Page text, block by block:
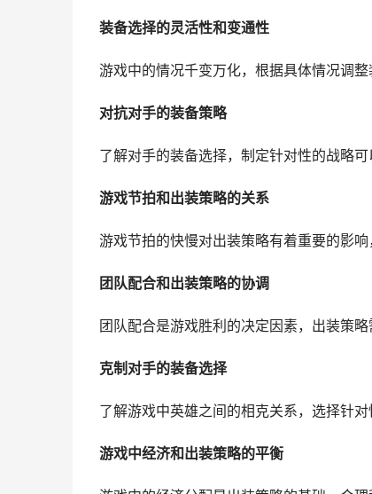
装备选择的灵活性和变通性
游戏中的情况千变万化，根据具体情况调
对抗对手的装备策略
了解对手的装备选择，制定针对性的战略可
游戏节拍和出装策略的关系
游戏节拍的快慢对出装策略有着重要的影
团队配合和出装策略的协调
团队配合是游戏胜利的决定因素，出装策
克制对手的装备选择
了解游戏中英雄之间的相克关系，选择针对
游戏中经济和出装策略的平衡